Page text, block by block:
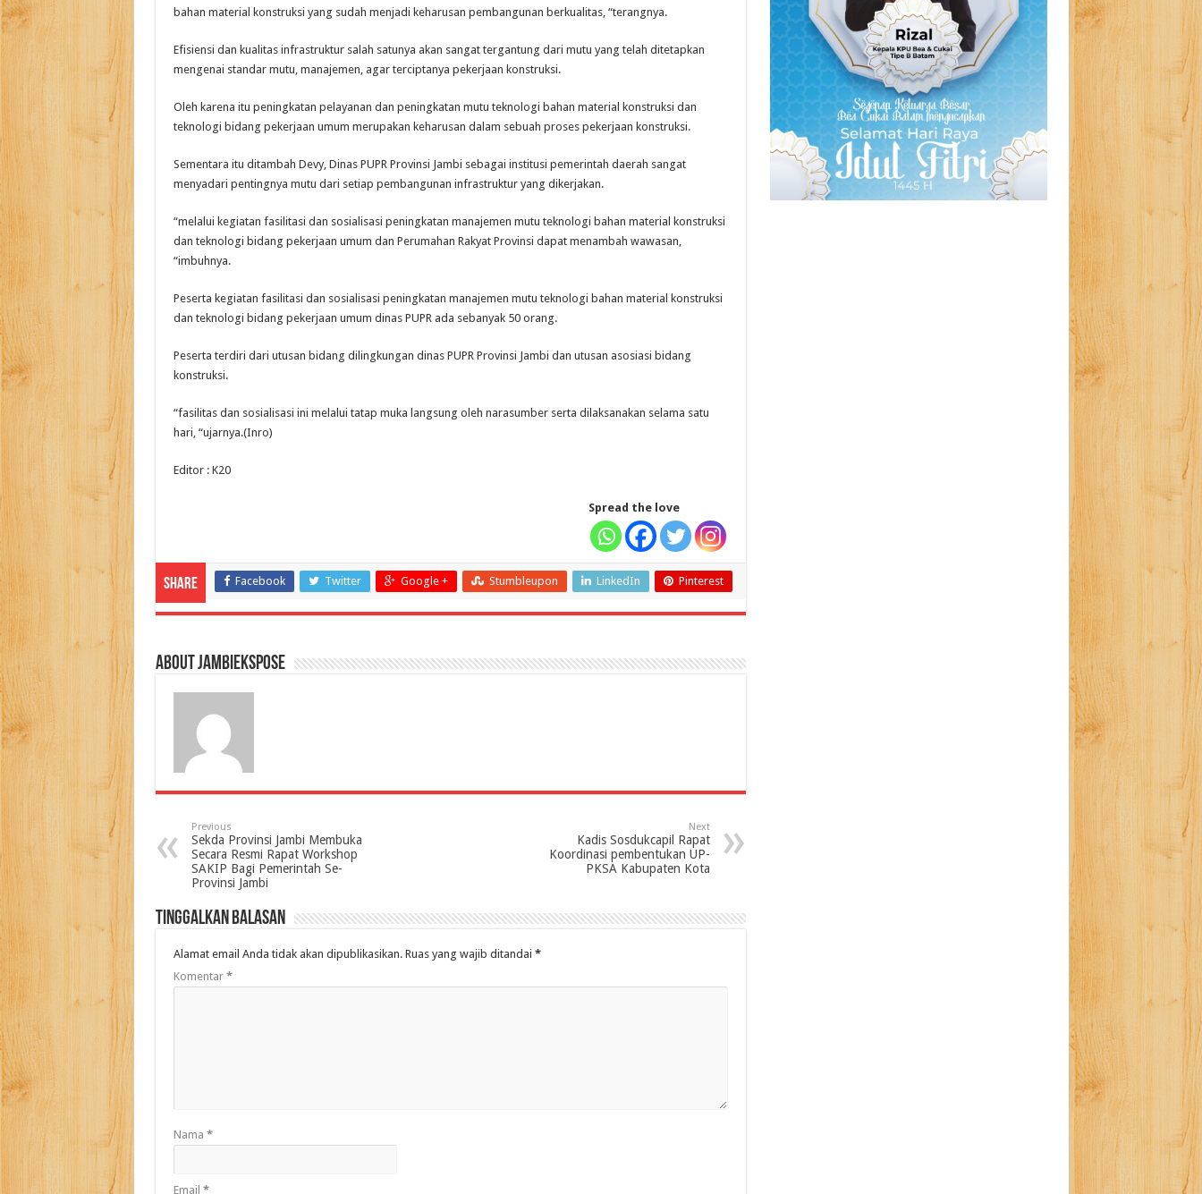
bahan material konstruksi yang sudah menjadi keharusan pembangunan berkualitas, “terangnya.
Efisiensi dan kualitas infrastruktur salah satunya akan sangat tergantung dari mutu yang telah ditetapkan
mengenai standar mutu, manajemen, agar terciptanya pekerjaan konstruksi.
Oleh karena itu peningkatan pelayanan dan peningkatan mutu teknologi bahan material konstruksi dan
teknologi bidang pekerjaan umum merupakan keharusan dalam sebuah proses pekerjaan konstruksi.
Sementara itu ditambah Devy, Dinas PUPR Provinsi Jambi sebagai institusi pemerintah daerah sangat
menyadari pentingnya mutu dari setiap pembangunan infrastruktur yang dikerjakan.
“melalui kegiatan fasilitasi dan sosialisasi peningkatan manajemen mutu teknologi bahan material konstruksi
dan teknologi bidang pekerjaan umum dan Perumahan Rakyat Provinsi dapat menambah wawasan,
“imbuhnya.
Peserta kegiatan fasilitasi dan sosialisasi peningkatan manajemen mutu teknologi bahan material konstruksi
dan teknologi bidang pekerjaan umum dinas PUPR ada sebanyak 50 orang.
Peserta terdiri dari utusan bidang dilingkungan dinas PUPR Provinsi Jambi dan utusan asosiasi bidang
konstruksi.
“fasilitas dan sosialisasi ini melalui tatap muka langsung oleh narasumber serta dilaksanakan selama satu
hari, “ujarnya.(Inro)
Editor : K20
Spread the love
Share Facebook Twitter Google + Stumbleupon LinkedIn Pinterest
About jambiekspose
Previous
Sekda Provinsi Jambi Membuka
Secara Resmi Rapat Workshop
SAKIP Bagi Pemerintah Se-
Provinsi Jambi
Next
Kadis Sosdukcapil Rapat
Koordinasi pembentukan UP-
PKSA Kabupaten Kota
Tinggalkan Balasan
Alamat email Anda tidak akan dipublikasikan. Ruas yang wajib ditandai *
Komentar *
Nama *
Email *